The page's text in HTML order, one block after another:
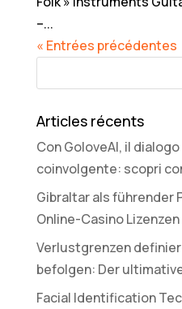
–...
« Entrées précédentes
Articles récents
Con GoloveAI, il
coinvolgente: scopri
Gibraltar als führender
Online-Casino Lizenzen
Verlustgrenzen
befolgen: Der
Facial Identification